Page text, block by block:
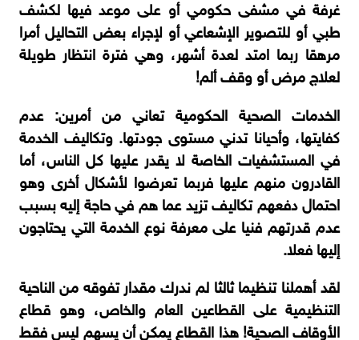
غرفة في مشفى حكومي أو على موعد فيها لكشف
طبي أو للتصوير الإشعاعي أو لإجراء بعض التحاليل أمرا
مرهقا ربما امتد لعدة أشهر، وهي فترة انتظار طويلة
لعلاج مرض أو وقف ألم!
الخدمات الصحية الحكومية تعاني من أمرين: عدم
كفايتها، وأحيانا تدني مستوى جودتها. وتكاليف الخدمة
في المستشفيات الخاصة لا يقدر عليها كل الناس، أما
القادرون منهم عليها فربما تعرضوا لأشكال أخرى وهو
احتمال دفعهم تكاليف تزيد عما هم في حاجة إليه بسبب
عدم قدرتهم فنيا على معرفة نوع الخدمة التي يحتاجون
إليها فعلا.
لقد أهملنا تنظيما ثالثا لم ندرك مقدار تفوقه من الناحية
التنظيمية على القطاعين العام والخاص، وهو قطاع
الأوقاف الصحية! هذا القطاع يمكن أن يسهم ليس فقط